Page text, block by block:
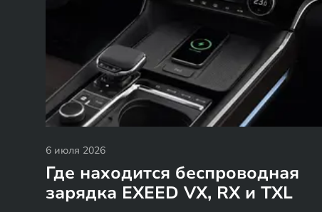
6 июля 2026
Где находится беспроводная
зарядка EXEED VX, RX и TXL